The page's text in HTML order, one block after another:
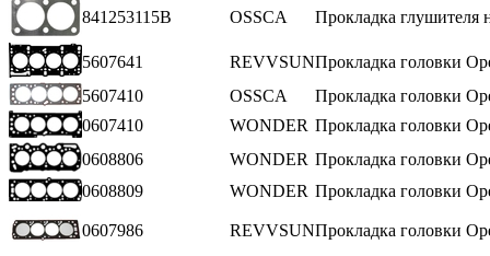
841253115B OSSCA Прокладка
5607641 REVVSUNПрокладка головки
5607410
OSSCA
Прокладка головки
0607410
WONDER Прокладка головки
0608806
WONDER Прокладка головки
0608809
WONDER Прокладка головки
0607986 REVVSUNПрокладка головки